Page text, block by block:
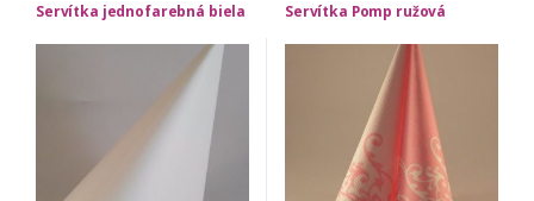
Servítka jednofarebná biela Servítka Pomp ružová